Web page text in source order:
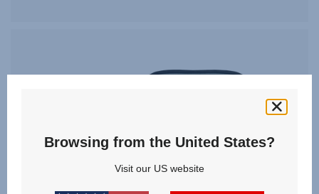
Browsing from the United States?
Visit our US website